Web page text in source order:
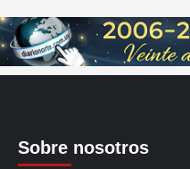
Sobre nosotros